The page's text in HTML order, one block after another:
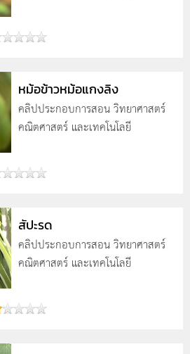
หม้อข้าวหม้อแกงลิง
คลิปประกอบการสอน วิทยาศาสตร์
คณิตศาสตร์ และเทคโนโลยี
สัปะรด
คลิปประกอบการสอน วิทยาศาสตร์
คณิตศาสตร์ และเทคโนโลยี